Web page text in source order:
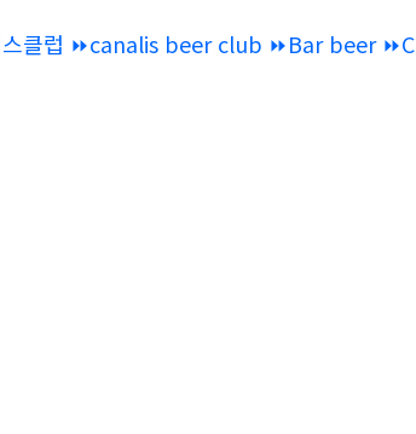
스클럽 ⏩‍canalis beer club ⏩Bar beer